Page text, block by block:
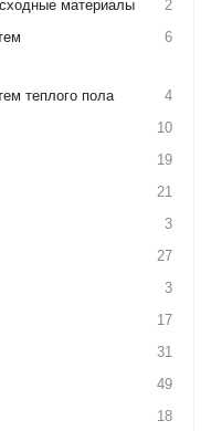
материалы
2
6
теплого пола
4
10
19
21
3
27
3
17
31
49
18